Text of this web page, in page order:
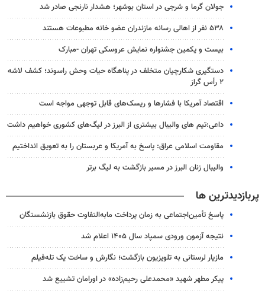
جولان گرما و شرجی در استان بوشهر؛ هشدار نارنجی صادر شد
۵۳۸ نفر از اهالی رسانه مازندران عضو خانه مطبوعات هستند
بیست و یکمین جشنواره نمایش عروسکی تهران -مبارک
دستگیری شکارچیان متخلف در پناهگاه حیات وحش راسوند؛ کشف لاشه
۲ رأس گراز
اقتصاد آمریکا با فشارها و ریسک‌های قابل توجهی مواجه است
داعی:تیم های والیبال بیشتری از البرز در لیگ‌های کشوری خواهیم داشت
مقاومت اسلامی عراق: پاسخ به آمریکا و عربستان را به تعویق انداختیم
والیبال زنان البرز در مسیر بازگشت به لیگ برتر
پربازدیدترین ها
پاسخ تأمین‌اجتماعی به زمان پرداخت مابه‌التفاوت حقوق بازنشستگان
نتیجه آزمون ورودی سمپاد سال ۱۴۰۵ اعلام شد
مازیار لرستانی به تلویزیون بازگشت؛ نگارش و ساخت یک تله‌فیلم
پیکر مطهر شهید «محمدعلی رحیم‌زاده» در اورامان تشییع شد